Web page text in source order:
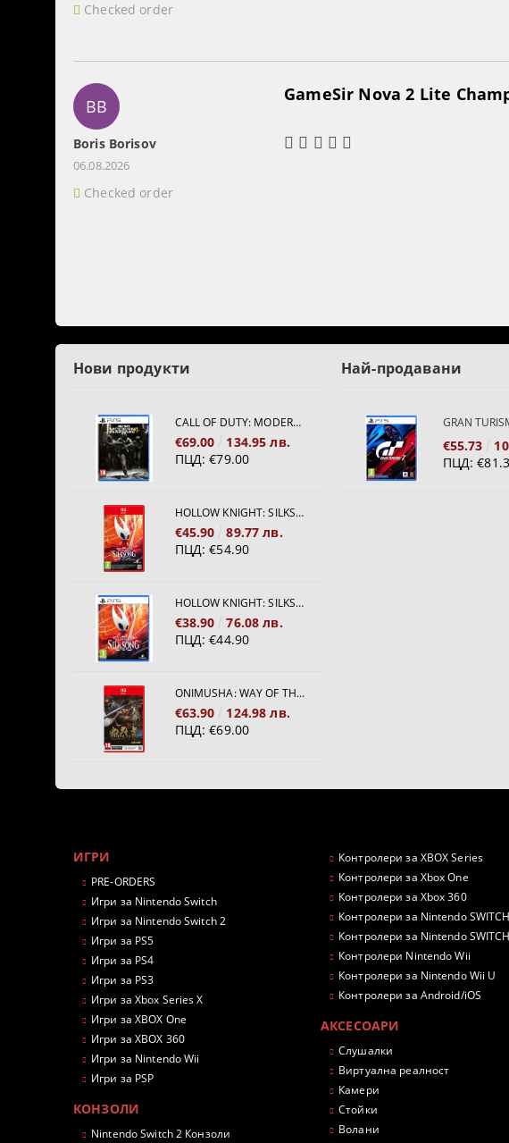
Checked order
BB
Boris Borisov
06.08.2026
Checked order
GameSir Nova 2 Lite
Нови продукти
CALL OF DUTY: MODERN WARFARE 4[PS5]
€69.00
134.95 лв.
ПЦД: €79.00
HOLLOW KNIGHT: SILKSONG [NINTENDO SWITCH 2]
€45.90
89.77 лв.
ПЦД: €54.90
HOLLOW KNIGHT: SILKSONG [PS5]
€38.90
76.08 лв.
ПЦД: €44.90
ONIMUSHA: WAY OF THE SWORD [NINTENDO SWITCH 2]
€63.90
124.98 лв.
ПЦД: €69.00
Най-продавани
GRAN
€55.73
ПЦД:
ИГРИ
PRE-ORDERS
Игри за Nintendo Switch
Игри за Nintendo Switch 2
Игри за PS5
Игри за PS4
Игри за PS3
Игри за Xbox Series X
Игри за XBOX One
Игри за XBOX 360
Игри за Nintendo Wii
Игри за PSP
КОНЗОЛИ
Nintendo Switch 2 Конзоли
Контролери за XBOX Series
Контролери за Xbox One
Контролери за Xbox 360
Контролери за Nintendo
Контролери за Nintendo SWITCH
Контролери Nintendo Wii
Контролери за Nintendo Wii U
Контролери за Android/iOS
АКСЕСОАРИ
Слушалки
Виртуална реалност
Камери
Стойки
Волани